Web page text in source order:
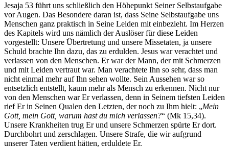
Jesaja 53 führt uns schließlich den Höhepunkt Seiner Selbstaufgabe
vor Augen. Das Besondere daran ist, dass Seine Selbstaufgabe uns
Menschen ganz praktisch in Seine Leiden mit einbezieht. Im Herzen
des Kapitels wird uns nämlich der Auslöser für diese Leiden
vorgestellt: Unsere Übertretung und unsere Missetaten, ja unsere
Schuld brachte Ihn dazu, das zu erdulden. Jesus war verachtet und
verlassen von den Menschen. Er war der Mann, der mit Schmerzen
und mit Leiden vertraut war. Man verachtete Ihn so sehr, dass man
nicht einmal mehr auf Ihn sehen wollte. Sein Aussehen war so
entsetzlich entstellt, kaum mehr als Mensch zu erkennen. Nicht nur
von den Menschen war Er verlassen, denn in Seinem tiefsten Leiden
rief Er in Seinen Qualen den Letzten, der noch zu Ihm hielt: „Mein
Gott, mein Gott, warum hast du mich verlassen?“ (Mk 15,34).
Unsere Krankheiten trug Er und unsere Schmerzen spürte Er dort.
Durchbohrt und zerschlagen. Unsere Strafe, die wir aufgrund
unserer Taten verdient hätten, erduldete Er.